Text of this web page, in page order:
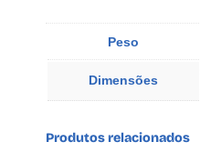
a
Peso
Dimensões
Produtos relacionados